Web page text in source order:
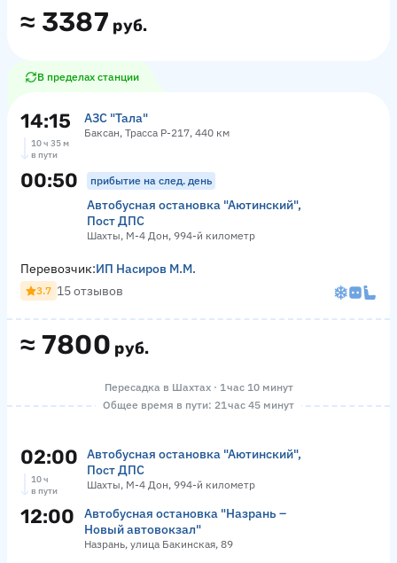
≈ 3387 руб.
В пределах станции
14:15 АЗС "Тала"
Баксан, Трасса Р-217, 440 км
10 ч 35 м
в пути
00:50 прибытие на след. день
Автобусная остановка "Аютинский",
Пост ДПС
Шахты, М-4 Дон, 994-й километр
≈ 7800 руб.
Перевозчик:ИП Насиров М.М.
3.7 15 отзывов
Пересадка в Шахтах · 1 час 10 минут
Общее время в пути: 21 час 45 минут
02:00
Автобусная остановка "Аютинский",
Пост ДПС
Шахты, М-4 Дон, 994-й километр
10 ч
в пути
12:00
Автобусная остановка "Назрань –
Новый автовокзал"
Назрань, улица Бакинская, 89